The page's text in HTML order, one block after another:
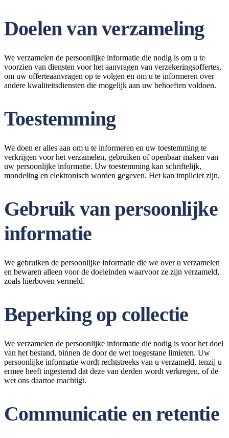
Doelen van verzameling
We verzamelen de persoonlijke informatie die nodig is om u te
voorzien van diensten voor het aanvragen van verzekeringsoffertes,
om uw offerteaanvragen op te volgen en om u te informeren over
andere kwaliteitsdiensten die mogelijk aan uw behoeften voldoen.
Toestemming
We doen er alles aan om u te informeren en uw toestemming te
verkrijgen voor het verzamelen, gebruiken of openbaar maken van
uw persoonlijke informatie. Uw toestemming kan schriftelijk,
mondeling en elektronisch worden gegeven. Het kan impliciet zijn.
Gebruik van persoonlijke
informatie
We gebruiken de persoonlijke informatie die we over u verzamelen
en bewaren alleen voor de doeleinden waarvoor ze zijn verzameld,
zoals hierboven vermeld.
Beperking op collectie
We verzamelen de persoonlijke informatie die nodig is voor het doel
van het bestand, binnen de door de wet toegestane limieten. Uw
persoonlijke informatie wordt rechtstreeks van u verzameld, tenzij u
ermee heeft ingestemd dat deze van derden wordt verkregen, of de
wet ons daartoe machtigt.
Communicatie en retentie